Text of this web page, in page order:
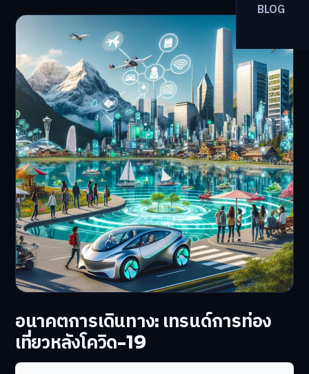
BLOG
อนาคตการเดินทาง: เทรนด์การท่อง
เที่ยวหลังโควิด-19